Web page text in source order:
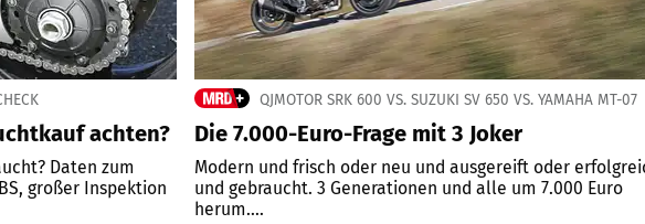
achten?
Daten zum
großer Inspektion
QJMOTOR SRK 600 VS. SUZUKI SV 650 VS. YAMAHA MT-07
Die 7.000-Euro-Frage mit 3 Joker
Modern und frisch oder neu und ausgereift oder
und gebraucht. 3 Generationen und alle um 7.000 Euro
herum....